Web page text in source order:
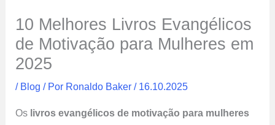
10 Melhores Livros Evangélicos
de Motivação para Mulheres em
2025
/ Blog / Por Ronaldo Baker/ 16.10.2025
Os livros evangélicos de motivação para mulheres